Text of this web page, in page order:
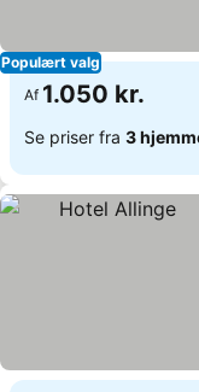
Populært valg
Af 1.050 kr.
Se priser fra 3